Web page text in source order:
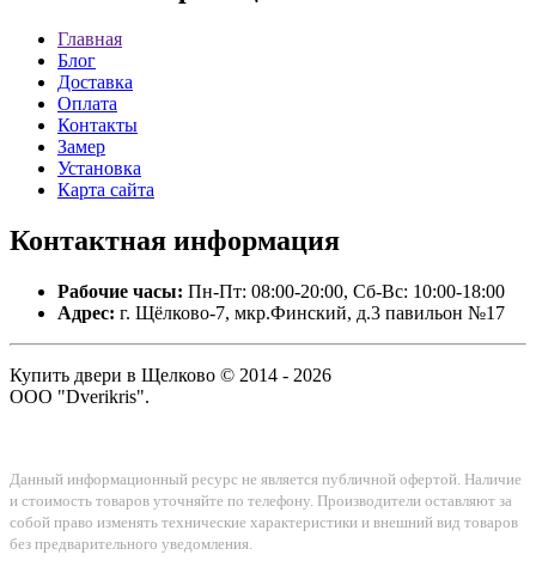
Главная
Блог
Доставка
Оплата
Контакты
Замер
Установка
Карта сайта
Контактная информация
Рабочие часы: Пн-Пт: 08:00-20:00, Сб-Вс: 10:00-18:00
Адрес: г. Щёлково-7, мкр.Финский, д.3 павильон №17
Купить двери в Щелково © 2014 - 2026
ООО "Dverikris".
Данный информационный ресурс не является публичной офертой. Наличие
и стоимость товаров уточняйте по телефону. Производители оставляют за
собой право изменять технические характеристики и внешний вид товаров
без предварительного уведомления.